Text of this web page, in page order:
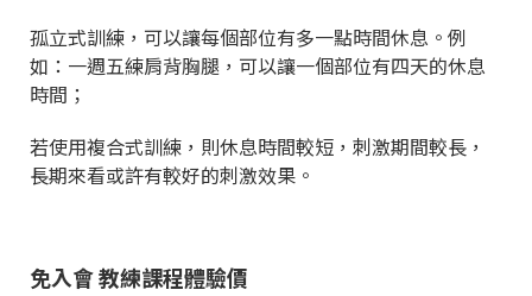
孤立式訓練，可以讓每個部位有多一點時間休息。例
如：一週五練肩背胸腿，可以讓一個部位有四天的休息
時間；
若使用複合式訓練，則休息時間較短，刺激期間較長，
長期來看或許有較好的刺激效果。
免入會 教練課程體驗價